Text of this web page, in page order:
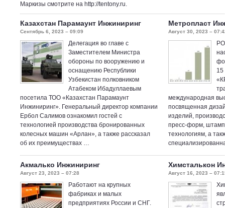
Маркизы смотрите на http://tentony.ru.
Казахстан Парамаунт Инжиниринг
Сентябрь 6, 2023 – 09:09
Делегация во главе с
Заместителем Министра
обороны по вооружению и
оснащению Республики
Узбекистан полковником
Атабеком Ибадуллаевым
посетила ТОО «Казахстан Парамаунт
Инжиниринг». Генеральный директор компании
Ербол Салимов ознакомил гостей с
технологией производства бронированных
колесных машин «Арлан», а также рассказал
об их преимуществах …
Метропласт
Август 30, 2023 –
международная
посвященная
изделий,
пресс-форм,
технологиям, а
Акмалько Инжиниринг
Август 23, 2023 – 07:28
Работают на крупных
фабриках и малых
предприятиях России и СНГ.
Химсталькон
Август 16, 2023 –